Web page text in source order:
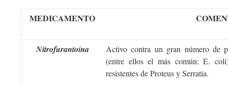
MEDICAMENTO
Nitrofurantoína
Activo contra un gran número de
(entre ellos el más común: E.
resistentes de Proteus y Serratia.